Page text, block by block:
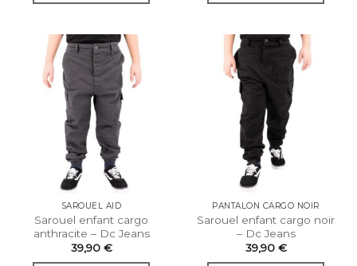
a
plusieurs
variations.
Les
options
peuvent
être
choisies
sur
page
du
produit
a
plusieurs
variations.
options
peuvent
être
choisies
page
du
produit
SAROUEL AID
Sarouel enfant cargo
anthracite – Dc Jeans
39,90 €
PANTALON CARGO NOIR
Sarouel enfant cargo noir
– Dc Jeans
39,90 €